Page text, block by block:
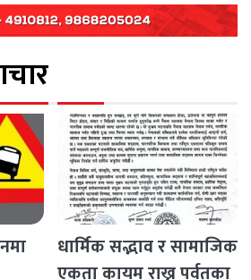
धार्मिक सद्भाव र सामाजिक